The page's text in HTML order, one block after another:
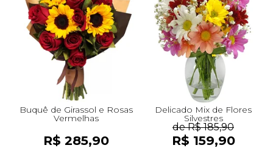
+Presentes com Flores
+Presentes por Ocasião
+Presentes para Família
+Presentes para Todos
+Tipo de Cesta
+Tipos de Buquês
+Tipos de Arranjos
+Tipos de Flores
+Por Cores
+Cidades do Sul
+Cidades do Sudeste
+Cidades do Norte
+Cidades do Nordeste
Buquê de Girassol e Rosas
Vermelhas
R$ 285,90
Delicado Mix de Flores
Silvestres
de R$ 185,90
R$ 159,90